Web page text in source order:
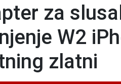
za
W2
zlatni